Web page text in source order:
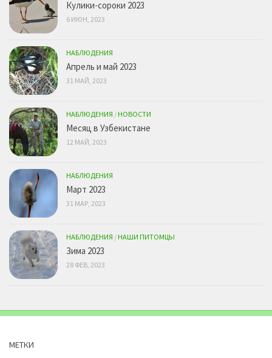
Кулики-сороки 2023
6 ИЮН, 2023
НАБЛЮДЕНИЯ
Апрель и май 2023
31 МАЙ, 2023
НАБЛЮДЕНИЯ /НОВОСТИ
Месяц в Узбекистане
12 МАЙ, 2023
НАБЛЮДЕНИЯ
Март 2023
31 МАР, 2023
НАБЛЮДЕНИЯ /НАШИ ПИТОМЦЫ
Зима 2023
28 ФЕВ, 2023
МЕТКИ